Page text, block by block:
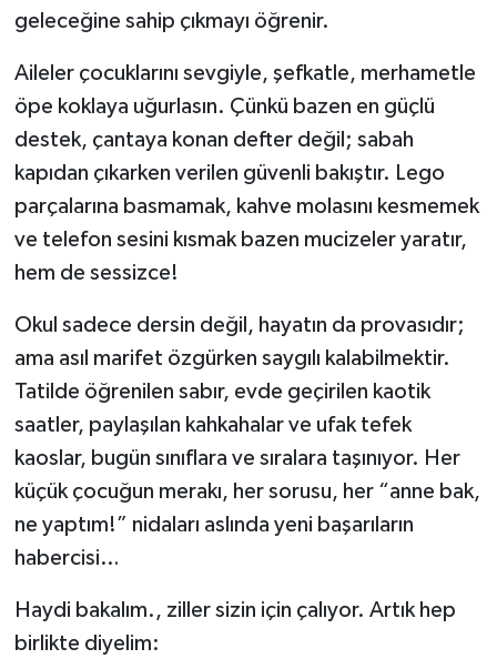
geleceğine sahip çıkmayı öğrenir.
Aileler çocuklarını sevgiyle, şefkatle, merhametle
öpe koklaya uğurlasın. Çünkü bazen en güçlü
destek, çantaya konan defter değil; sabah
kapıdan çıkarken verilen güvenli bakıştır. Lego
parçalarına basmamak, kahve molasını kesmemek
ve telefon sesini kısmak bazen mucizeler yaratır,
hem de sessizce!
Okul sadece dersin değil, hayatın da provasıdır;
ama asıl marifet özgürken saygılı kalabilmektir.
Tatilde öğrenilen sabır, evde geçirilen kaotik
saatler, paylaşılan kahkahalar ve ufak tefek
kaoslar, bugün sınıflara ve sıralara taşınıyor. Her
küçük çocuğun merakı, her sorusu, her “anne bak,
ne yaptım!” nidaları aslında yeni başarıların
habercisi…
Haydi bakalım., ziller sizin için çalıyor. Artık hep
birlikte diyelim: